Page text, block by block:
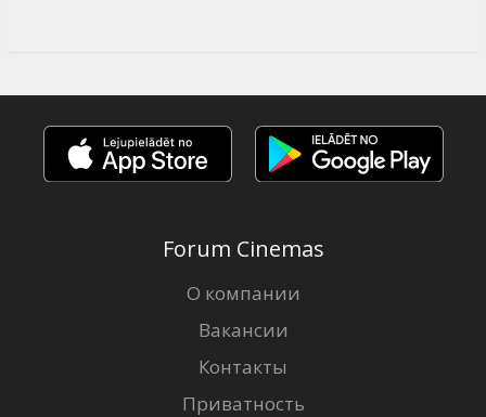
Forum Cinemas
О компании
Вакансии
Контакты
Приватность